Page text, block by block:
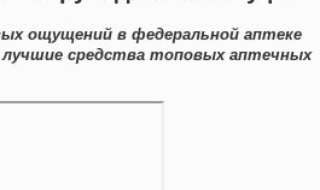
ощущений в федеральной аптеке
средства топовых аптечных